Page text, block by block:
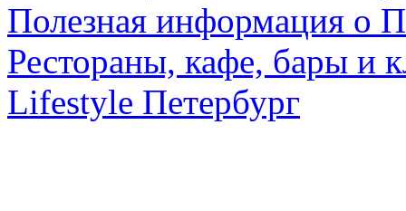
Полезная информация о
Рестораны, кафе, бары и
Lifestyle Петербург